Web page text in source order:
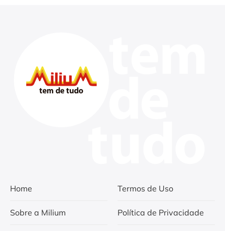
Home
Sobre a Milium
Termos de Uso
Política de Privacidade